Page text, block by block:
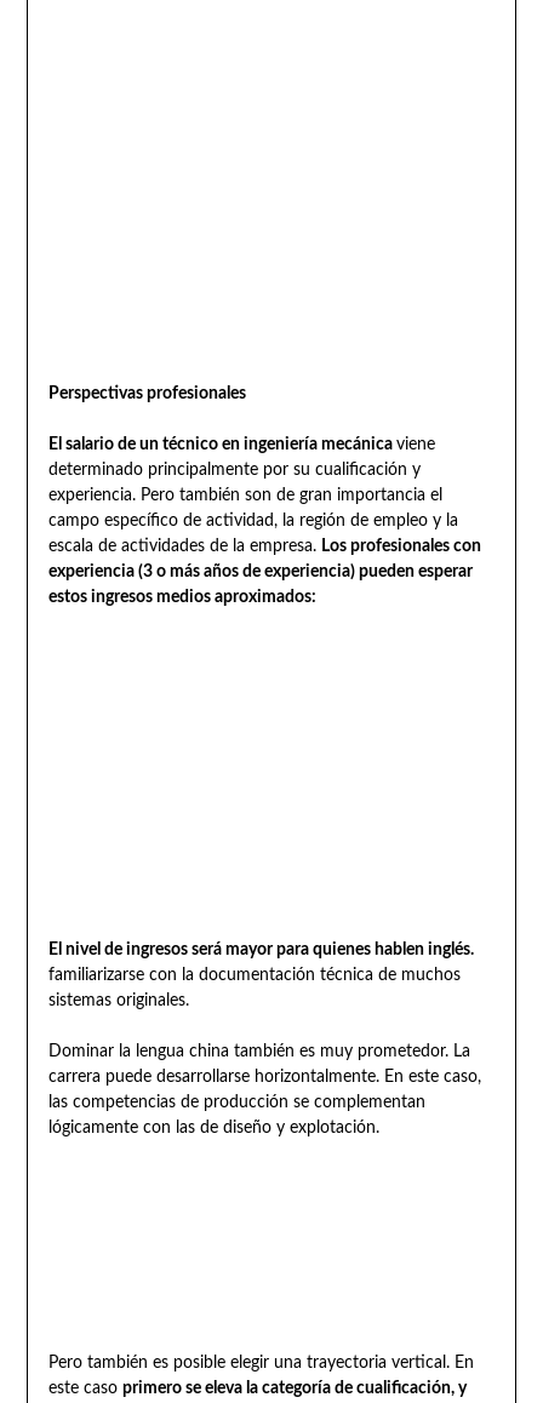
Perspectivas profesionales
El salario de un técnico en ingeniería mecánica viene
determinado principalmente por su cualificación y
experiencia. Pero también son de gran importancia el
campo específico de actividad, la región de empleo y la
escala de actividades de la empresa. Los profesionales con
experiencia (3 o más años de experiencia) pueden esperar
estos ingresos medios aproximados:
El nivel de ingresos será mayor para quienes hablen inglés.
familiarizarse con la documentación técnica de muchos
sistemas originales.
Dominar la lengua china también es muy prometedor. La
carrera puede desarrollarse horizontalmente. En este caso,
las competencias de producción se complementan
lógicamente con las de diseño y explotación.
Pero también es posible elegir una trayectoria vertical. En
este caso primero se eleva la categoría de cualificación, y